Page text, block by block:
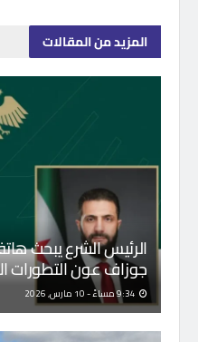
المزيدمن المقالات
الرئيس الشرع يبحث
جوزاف عون التطورات